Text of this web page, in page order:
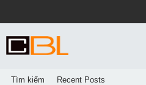
Tìm kiếm Recent Posts